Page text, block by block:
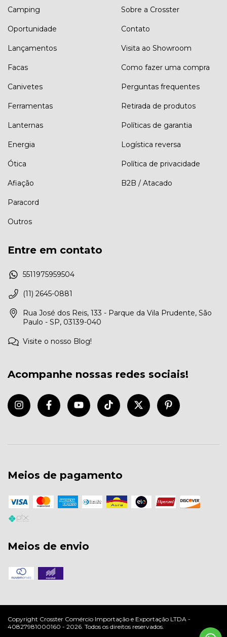
Camping
Oportunidade
Lançamentos
Facas
Canivetes
Ferramentas
Lanternas
Energia
Ótica
Afiação
Paracord
Outros
Sobre a Crosster
Contato
Visita ao Showroom
Como fazer uma compra
Perguntas frequentes
Retirada de produtos
Políticas de garantia
Logística reversa
Política de privacidade
B2B / Atacado
Entre em contato
5511975959504
(11) 2645-0881
Rua José dos Reis, 133 - Parque da Vila Prudente, São
Paulo - SP, 03139-040
Visite o nosso Blog!
Acompanhe nossas redes sociais!
Meios de pagamento
Meios de envio
Copyright Crosster Comércio Importação e Exportação LTDA -
40827981000160 - 2026. Todos os direitos reservados.